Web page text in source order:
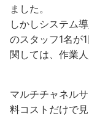
ました。
しかしシステム
のスタッフ1名が
関しては、作業
マルチチャネル
料コストだけで